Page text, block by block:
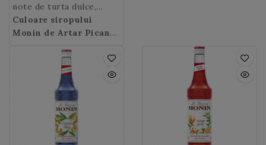
pufoase savurate la micul
dejun in America de Nord
dar si la noi in Europa.
seva artarului.
note de turta dulce,
scortisoara si cuisoare a
siropului Maple Spice
experienta gustativa
distincta dar captivanta.
Culoare siropului
Monin de Artar Picant
ulei) si sunt apreciate
pentru aroma lor foarte
fina. Alunele se folosesc
in patiserie si la
prepararea si
aromatizarea bauturilor.
veti obtine o bautura
calda absolut delicioasa !